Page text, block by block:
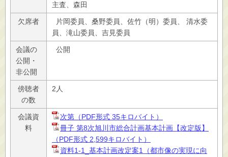
主査、森田
欠席者
片岡委員、桑野委員、佐竹（明）委員、 清水委
員、滝山委員、吉見委員
会議の
公開・
非公開
公開
傍聴者
の数
2人
会議資
料
次第（PDF形式 35キロバイト）
冊子 第8次旭川市総合計画基本計画【改定版】
（PDF形式 2,599キロバイト）
資料1-1_基本計画改定案1（都市像の実現に向